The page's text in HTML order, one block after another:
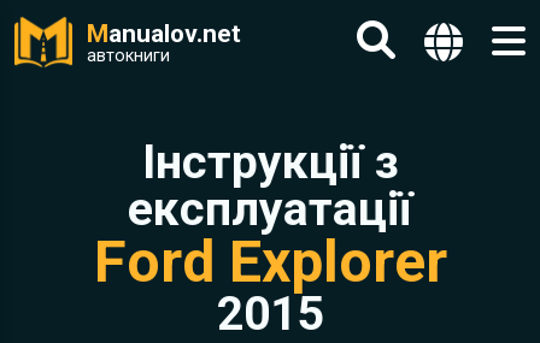
Manualov.net
автокниги
Інструкції з
експлуатації
Ford Explorer
2015